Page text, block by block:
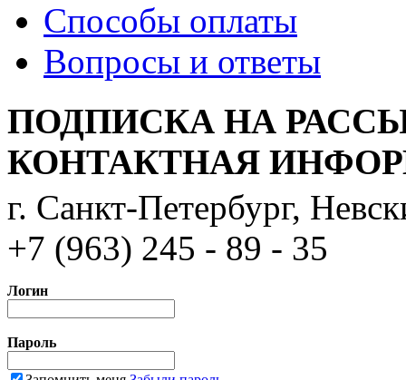
Способы оплаты
Вопросы и ответы
ПОДПИСКА НА
КОНТАКТНАЯ
г. Санкт-Петербург,
+7 (963) 245 - 89 - 35
Логин
Пароль